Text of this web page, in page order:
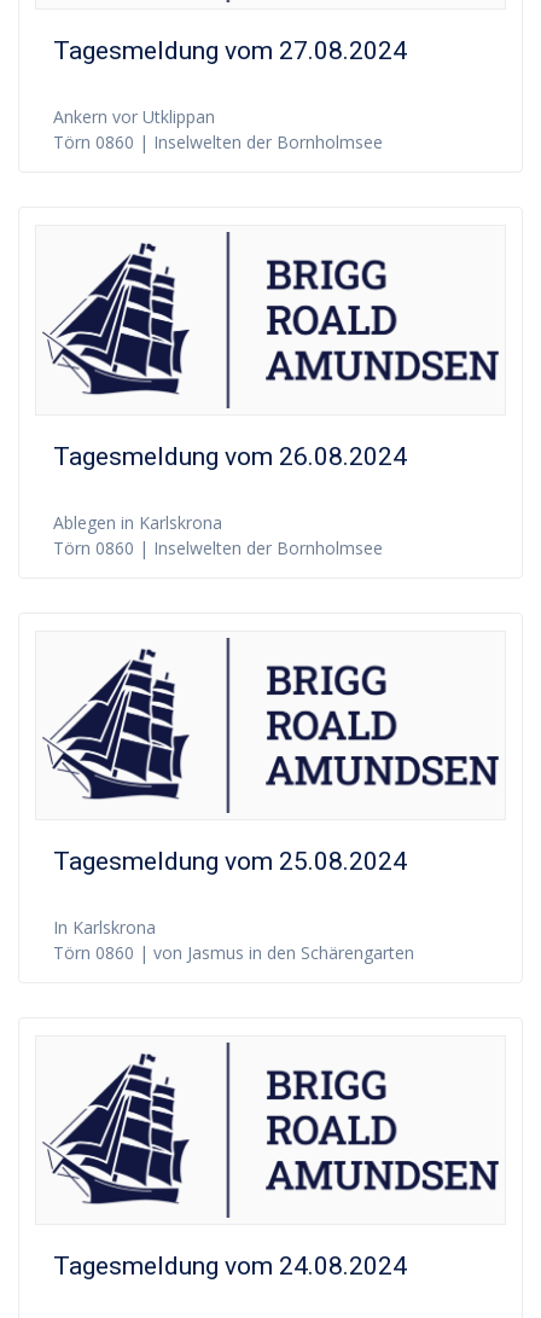
Tagesmeldung vom 27.08.2024
Ankern vor Utklippan
Törn 0860 | Inselwelten der Bornholmsee
Tagesmeldung vom 26.08.2024
Ablegen in Karlskrona
Törn 0860 | Inselwelten der Bornholmsee
Tagesmeldung vom 25.08.2024
In Karlskrona
Törn 0860 | von Jasmus in den Schärengarten
Tagesmeldung vom 24.08.2024